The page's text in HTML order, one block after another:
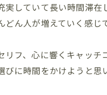
実していて長い時間滞
どん人が増えていく感じ
リフ、心に響くキャッ
びに時間をかけようと思